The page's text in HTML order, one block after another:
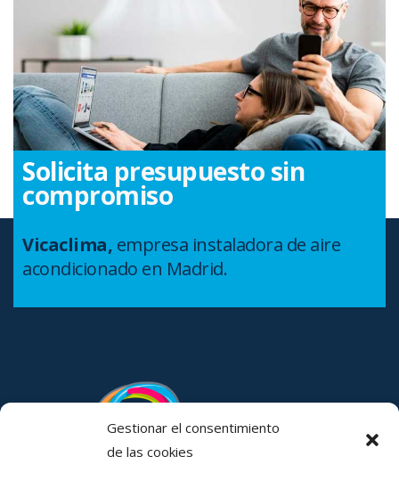
Gestionar el consentimiento
de las cookies
Solicita presupuesto sin
compromiso
Vicaclima, empresa instaladora de aire
acondicionado en Madrid.